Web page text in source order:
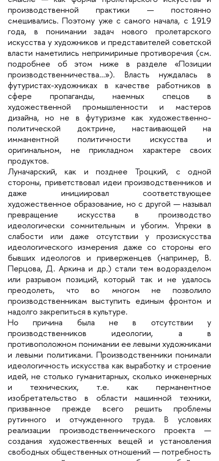
производственной практики — постоянно
смешивались. Поэтому уже с самого начала, с 1919
ода, в понимании задач нового пролетарского
искусства у художников и представителей советской
ласти наметились непримиримые противоречия (см.
подробнее об этом ниже в разделе «Позиции
производственничества…»). Власть нуждалась
футуристах-художниках в качестве работнико
сфере пропаганды, наемных спецо
художественной промышленности и мастеро
дизайна, но не в футуризме как художественно-
политической доктрине, настаивающей на
имманентной политичности искусства и
оригинальном, не прикладном характере своих
продуктов.
Луначарский, как и позднее Троцкий, с одной
стороны, приветствовал идеи производственников и
даже инициировал соответствующее
художественное образование, но с другой — называл
превращение искусства в производство
идеологически сомнительным и убогим. Упреки
слабости или даже отсутствии у прозискусства
идеологического измерения даже со стороны его
ывших идеологов и приверженцев (например, В.
Перцова, Д. Аркина и др.) стали тем водоразделом
или разрывом позиций, который так и не удалось
преодолеть, что во многом не позволило
производственникам выступить единым фронтом и
надолго закрепиться в культуре.
Но причина была не в отсутствии у
производственников идеологии, а
противоположном понимании ее левыми художниками
и левыми политиками. Производственники понимали
идеологичность искусства как выработку и строение
идей, не столько гуманитарных, сколько инженерных
и технических, т.е. как перманентное
изобретательство в области машинной техники,
призванное прежде всего решить проблемы
рутинного и отчужденного труда. В условиях
реализации производственнического проекта —
создания художественных вещей и установления
свободных общественных отношений — потребность